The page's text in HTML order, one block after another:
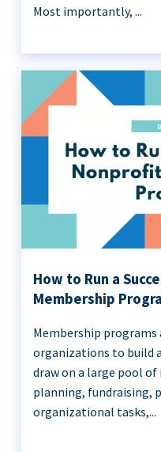
Most importantly, ...
How to Run a
Membership
Membership
organizations to build
draw on a large pool
planning, fundraising,
organizational tasks,...